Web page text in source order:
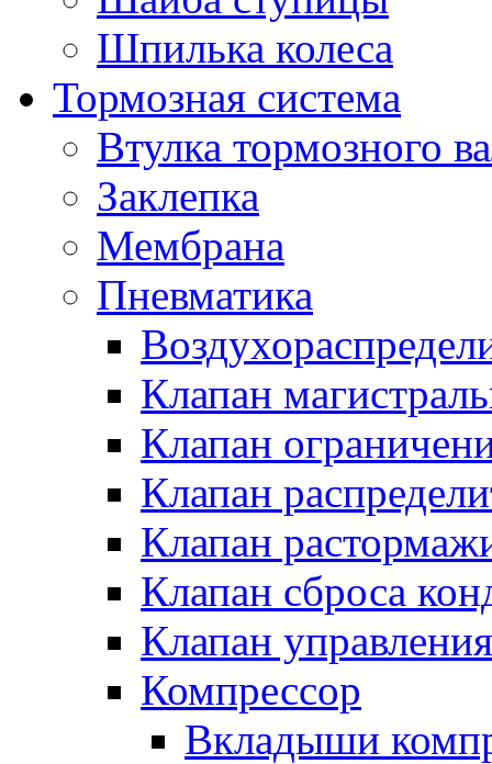
Шпилька колеса
Тормозная система
Втулка тормозного
Заклепка
Мембрана
Пневматика
Клапан
Клапан
Клапан
Клапан
Клапан сброса
Клапан управления
Компрессор
Вкладыши